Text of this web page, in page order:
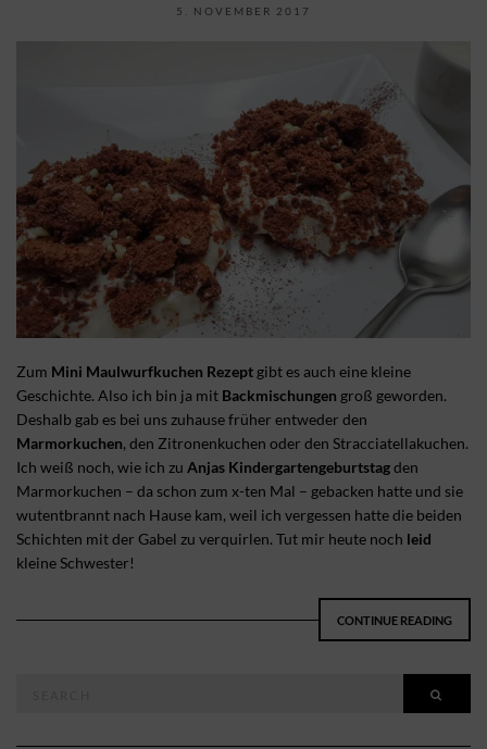
5. NOVEMBER 2017
Zum Mini Maulwurfkuchen Rezept gibt es auch eine kleine
Geschichte. Also ich bin ja mit Backmischungen groß geworden.
Deshalb gab es bei uns zuhause früher entweder den
Marmorkuchen, den Zitronenkuchen oder den Stracciatellakuchen.
Ich weiß noch, wie ich zu Anjas Kindergartengeburtstagden
Marmorkuchen – da schon zum x-ten Mal – gebacken hatte und sie
wutentbrannt nach Hause kam, weil ich vergessen hatte die beiden
Schichten mit der Gabel zu verquirlen. Tut mir heute noch leid
kleine Schwester!
CONTINUE READING